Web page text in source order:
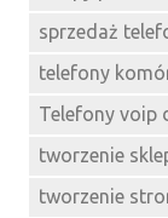
sprzedaż
telefony
Telefony voip
tworzenie
tworzenie